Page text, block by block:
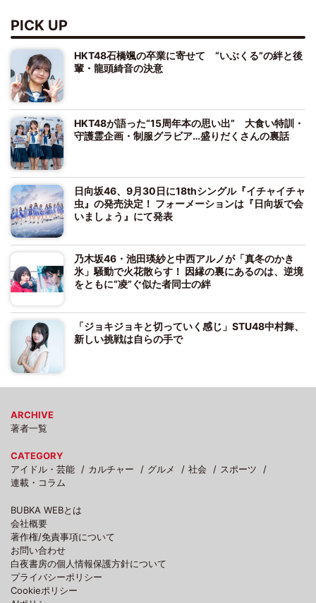
PICK UP
HKT48石橋颯の卒業に寄せて “いぶくる”の絆と後
輩・龍頭綺音の決意
HKT48が語った“15周年本の思い出” 大食い特訓・
守護霊企画・制服グラビア…盛りだくさんの裏話
日向坂46、9月30日に18thシングル『イチャイチャ
虫』の発売決定！ フォーメーションは『日向坂で会
いましょう』にて発表
乃木坂46・池田瑛紗と中西アルノが「真冬のかき
氷」騒動で火花散らす！ 因縁の裏にあるのは、逆境
をともに“凌”ぐ似た者同士の絆
「ジョキジョキと切っていく感じ」STU48中村舞、
新しい挑戦は自らの手で
ARCHIVE
著者一覧
CATEGORY
アイドル・芸能
カルチャー グルメ 社会
スポーツ
連載・コラム
BUBKA WEBとは
会社概要
著作権/免責事項について
お問い合わせ
白夜書房の個人情報保護方針について
プライバシーポリシー
Cookieポリシー